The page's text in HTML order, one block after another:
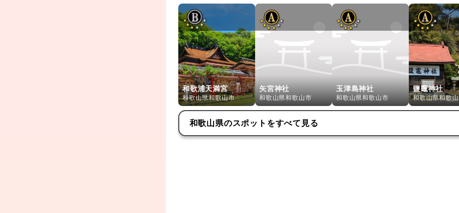
和歌浦天満宮
和歌山県和歌山市
矢宮神社
和歌山県和歌山市
玉津島神社
和歌山県和歌山市
鹽竈神社
和歌山県和歌
和歌山県のスポットをすべて見る